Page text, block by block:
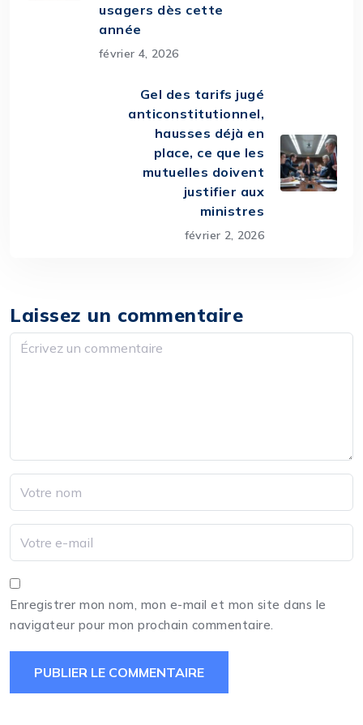
usagers dès cette
année
février 4, 2026
Gel des tarifs jugé
anticonstitutionnel,
hausses déjà en
place, ce que les
mutuelles doivent
justifier aux
ministres
février 2, 2026
Laissez un commentaire
Enregistrer mon nom, mon e-mail et mon site dans le
navigateur pour mon prochain commentaire.